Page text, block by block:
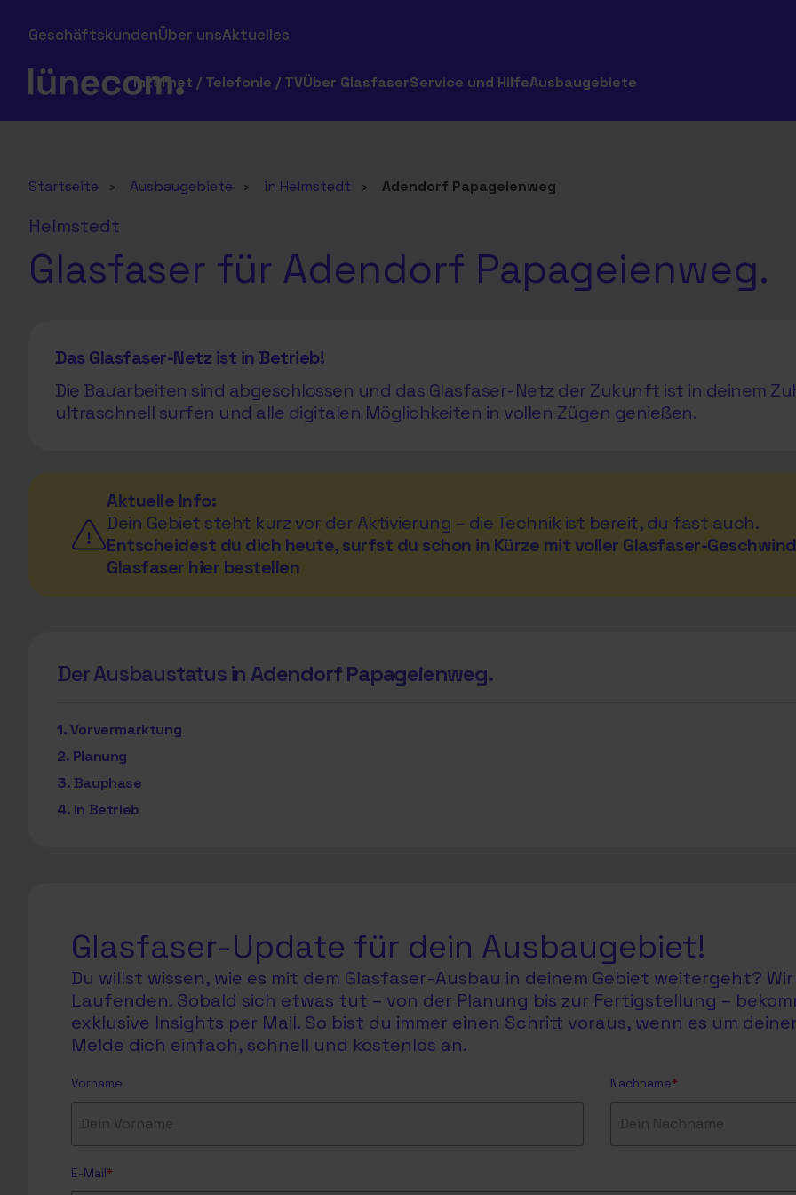
GeschäftskundenÜber unsAktuelles
Internet / Telefonie / TVÜber GlasfaserService und HilfeAusbaugebiete
Startseite › Ausbaugebiete › in Helmstedt › Adendorf Papageienweg
Helmstedt
Glasfaser für Adendorf Papageienweg.
Das Glasfaser-Netz ist in Betrieb!
Die Bauarbeiten sind abgeschlossen und das Glasfaser-Netz der Zukunft ist in deinem
ultraschnell surfen und alle digitalen Möglichkeiten in vollen Zügen genießen.
Aktuelle Info:
Dein Gebiet steht kurz vor der Aktivierung – die Technik ist bereit, du fast auch.
Entscheidest du dich heute, surfst du schon in Kürze mit voller Glasfaser-
Glasfaser hier bestellen
Der Ausbaustatus in Adendorf Papageienweg.
1. Vorvermarktung
2. Planung
3. Bauphase
4. In Betrieb
Glasfaser-Update für dein Ausbaugebiet!
Du willst wissen, wie es mit dem Glasfaser-Ausbau in deinem Gebiet weitergeht?
Laufenden. Sobald sich etwas tut – von der Planung bis zur Fertigstellung –
exklusive Insights per Mail. So bist du immer einen Schritt voraus, wenn es um
Melde dich einfach, schnell und kostenlos an.
Vorname Nachname*
E-Mail*